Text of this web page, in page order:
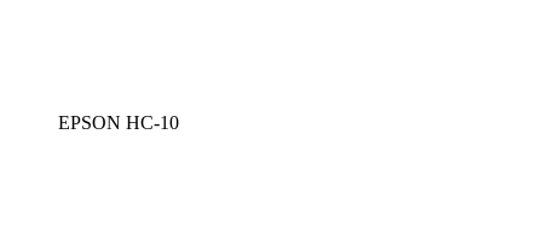
EPSON HC-10